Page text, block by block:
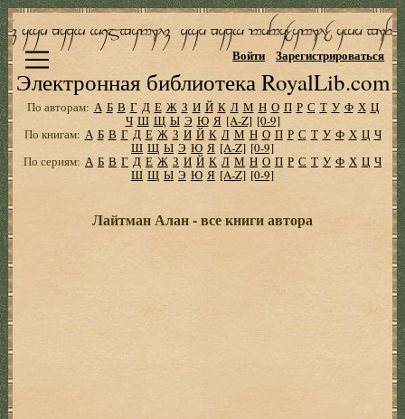
Электронная библиотека RoyalLib.com
Войти Зарегистрироваться
По авторам: А Б В Г Д Е Ж З И Й К Л М Н О П Р С Т У Ф Х Ц
Ч Ш Щ Ы Э Ю Я [A-Z] [0-9]
По книгам: А Б В Г Д Е Ж З И Й К Л М Н О П Р С Т У Ф Х Ц Ч
Ш Щ Ы Э Ю Я [A-Z] [0-9]
По сериям: А Б В Г Д Е Ж З И Й К Л М Н О П Р С Т У Ф Х Ц Ч
Ш Щ Ы Э Ю Я [A-Z] [0-9]
Лайтман Алан - все книги автора